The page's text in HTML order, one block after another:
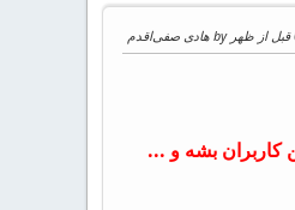
کاربران بشه و ...